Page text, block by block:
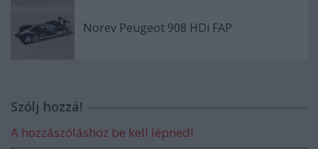
Norev Peugeot 908 HDi FAP
Szólj hozzá!
A hozzászóláshoz be kell lépned!